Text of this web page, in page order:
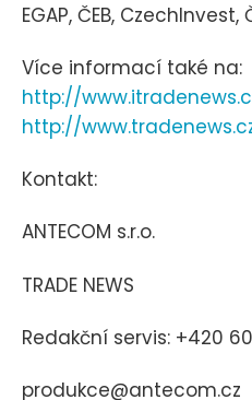
EGAP, ČEB, CzechInvest,
Více informací také na:
http://
http://
Kontakt:
ANTECOM s.r.o.
TRADE NEWS
Redakční servis: +420
produkce@antecom.cz